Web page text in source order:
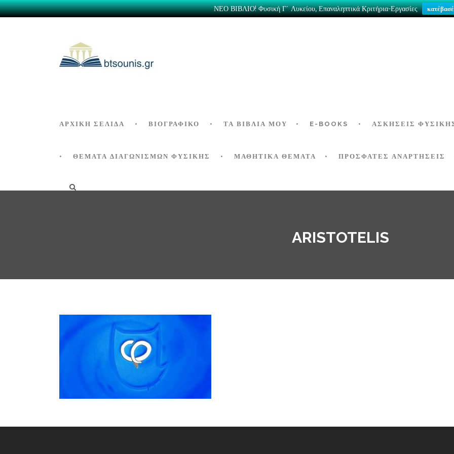
ΝΕΟ ΒΙΒΛΙΟ! Φυσική Γ΄ Λυκείου, Επαναληπτικά Κριτήρια-Εργασίες
ΑΡΧΙΚΗ ΣΕΛΙΔΑ ΒΙΟΓΡΑΦΙΚΌ ΤΑ ΒΙΒΛΊΑ ΜΟΥ E-BOOKS ΑΣΚΉΣΕΙΣ
ΘΕΜΑΤΑ ΔΙΑΓΩΝΙΣΜΩΝ ΦΥΣΙΚΗΣ ΜΑΘΗΤΙΚΑ ΘΕΜΑΤΑ ΠΡΟΣΦΑΤΕΣ ΑΝΑΡΤΗΣΕΙΣ
ARISTOTELIS